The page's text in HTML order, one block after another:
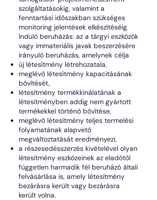
szolgáltatásokig, valamint a
fenntartási időszakban szükséges
monitoring jelentések elkészítéséig.
Induló beruházás: az a tárgyi eszközök
vagy immateriális javak beszerzésére
irányuló beruházás, amelynek célja
új létesítmény létrehozatala,
meglévő létesítmény kapacitásának
bővítését,
létesítmény termékkínálatának a
létesítményben addig nem gyártott
termékekkel történő bővítése,
meglévő létesítmény teljes termelési
folyamatának alapvető
megváltoztatását eredményezi,
a részesedésszerzés kivételével olyan
létesítmény eszközeinek az eladótól
független harmadik fél beruházó általi
felvásárlása is, amely létesítmény
bezárásra került vagy bezárásra
került volna.